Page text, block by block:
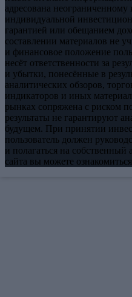
адресована неограниченному
индивидуальной
гарантией или обещанием
составлении материалов не
и финансовое положение
несёт ответственности за
и убытки, понесённые в
аналитических обзоров,
индикаторов и иных
рынках сопряжена с риском
результаты не гарантируют
будущем. При принятии
пользователь должен
и полагаться на собственный
сайта вы можете